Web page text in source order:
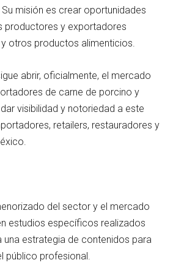
misión es crear oportunidades
productores y exportadores
otros productos alimenticios.
abrir, oficialmente, el mercado
de carne de porcino y
visibilidad y notoriedad a este
retailers, restauradores y
del sector y el mercado
estudios específicos realizados
una estrategia de contenidos para
público profesional.